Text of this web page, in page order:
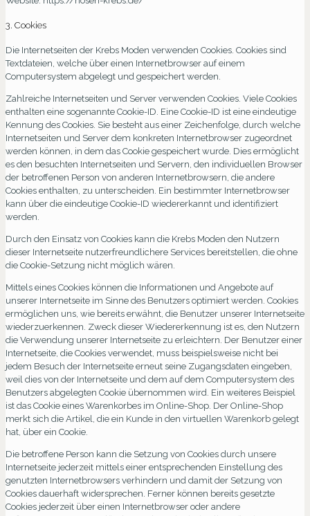
3. Cookies
Die Internetseiten der Krebs Moden verwenden Cookies. Cookies sind
Textdateien, welche über einen Internetbrowser auf einem
Computersystem abgelegt und gespeichert werden.
Zahlreiche Internetseiten und Server verwenden Cookies. Viele Cookies
enthalten eine sogenannte Cookie-ID. Eine Cookie-ID ist eine eindeutige
Kennung des Cookies. Sie besteht aus einer Zeichenfolge, durch welche
Internetseiten und Server dem konkreten Internetbrowser zugeordnet
werden können, in dem das Cookie gespeichert wurde. Dies ermöglicht
es den besuchten Internetseiten und Servern, den individuellen Browser
der betroffenen Person von anderen Internetbrowsern, die andere
Cookies enthalten, zu unterscheiden. Ein bestimmter Internetbrowser
kann über die eindeutige Cookie-ID wiedererkannt und identifiziert
werden.
Durch den Einsatz von Cookies kann die Krebs Moden den Nutzern
dieser Internetseite nutzerfreundlichere Services bereitstellen, die ohne
die Cookie-Setzung nicht möglich wären.
Mittels eines Cookies können die Informationen und Angebote auf
unserer Internetseite im Sinne des Benutzers optimiert werden. Cookies
ermöglichen uns, wie bereits erwähnt, die Benutzer unserer Internetseite
wiederzuerkennen. Zweck dieser Wiedererkennung ist es, den Nutzern
die Verwendung unserer Internetseite zu erleichtern. Der Benutzer einer
Internetseite, die Cookies verwendet, muss beispielsweise nicht bei
jedem Besuch der Internetseite erneut seine Zugangsdaten eingeben,
weil dies von der Internetseite und dem auf dem Computersystem des
Benutzers abgelegten Cookie übernommen wird. Ein weiteres Beispiel
ist das Cookie eines Warenkorbes im Online-Shop. Der Online-Shop
merkt sich die Artikel, die ein Kunde in den virtuellen Warenkorb gelegt
hat, über ein Cookie.
Die betroffene Person kann die Setzung von Cookies durch unsere
Internetseite jederzeit mittels einer entsprechenden Einstellung des
genutzten Internetbrowsers verhindern und damit der Setzung von
Cookies dauerhaft widersprechen. Ferner können bereits gesetzte
Cookies jederzeit über einen Internetbrowser oder andere